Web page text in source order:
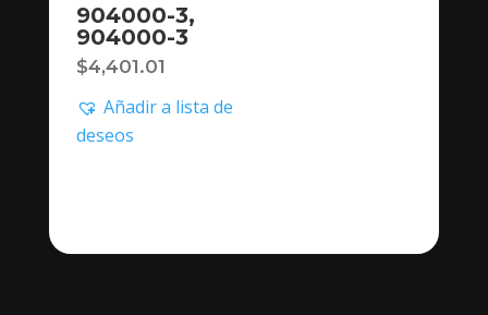
904000-3,
904000-3
$4,401.01
Añadir a lista de
deseos